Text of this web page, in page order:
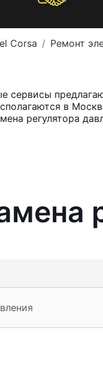
Corsa Ремонт
сервисы
в
регулятора